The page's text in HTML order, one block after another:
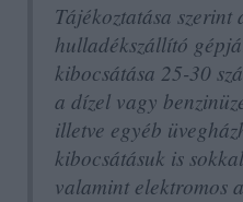
Tájékoztatása szerint
hulladékszállító
kibocsátása 25-30
a dízel vagy
illetve egyéb
kibocsátásuk is
valamint elektromos